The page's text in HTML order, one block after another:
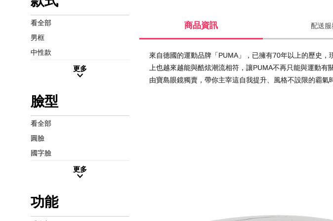
看全部
男框
中性款
更多
臉型
看全部
圓臉
國字臉
更多
功能
商品資訊 配送服
來自德國的運動品牌「PUMA」，已擁有70年以上的歷史
上也越來越能與酷炫潮流相符，讓PUMA不再只能與運動
由寶島眼鏡獨賣，帶你主宰這自我提升、風格不設限的霸氣